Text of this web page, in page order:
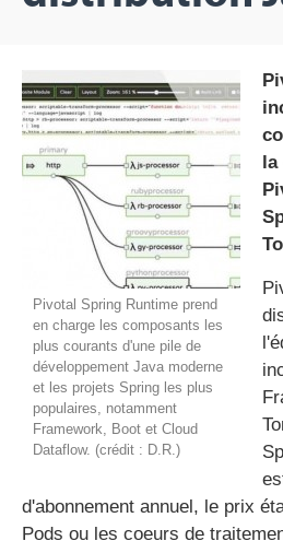
Pivotal Spring Runtime prend
en charge les composants les
plus courants d'une pile de
développement Java moderne
et les projets Spring les plus
populaires, notamment
Framework, Boot et Cloud
Dataflow. (crédit : D.R.)
la
d'abonnement annuel, le prix
Pods ou les coeurs de